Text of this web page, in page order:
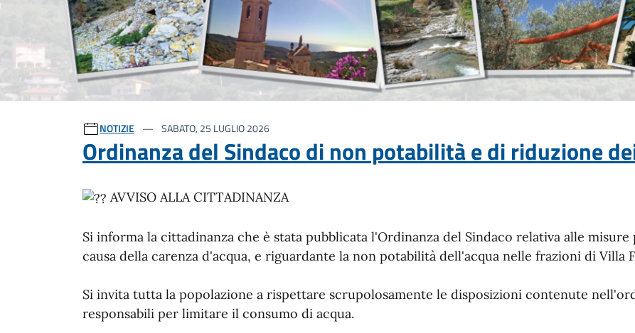
Ultime notizie
NOTIZIE SABATO, 25 LUGLIO 2026
Ordinanza del Sindaco di non potabilità e di riduzione
AVVISO ALLA CITTADINANZA
Si informa la cittadinanza che è stata pubblicata l'Ordinanza del Sindaco relativa alle
causa della carenza d'acqua, e riguardante la non potabilità dell'acqua nelle frazioni di Villa
Si invita tutta la popolazione a rispettare scrupolosamente le disposizioni contenute
responsabili per limitare il consumo di acqua.